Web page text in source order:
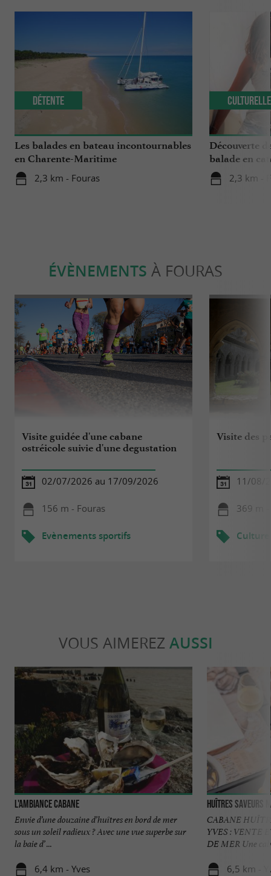
Les balades en bateau incontournables
en Charente-Maritime
2,3 km - Fouras
Détente
Découverte
balade en
Boyard
2,3 km -
Culturelle
ÉVÈNEMENTS À FOURAS
Visite guidée d'une cabane
ostréicole suivie d'une degustation
02/07/2026 au 17/09/2026
156 m - Fouras
Evènements sportifs
Visite des
11/08/
369 m
Culture
VOUS AIMEREZ AUSSI
L'Ambiance Cabane
Envie d’une douzaine d’huîtres en bord de mer
sous un soleil radieux ? Avec une vue superbe sur
la baie d’ ...
6,4 km - Yves
Huîtres Saveurs
CABANE
YVES : VENTE
DE MER Une
6,5 km -